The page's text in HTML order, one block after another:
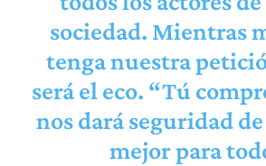
sociedad. Mientras
tenga nuestra
será el eco. “Tú
nos dará seguridad
mejor para